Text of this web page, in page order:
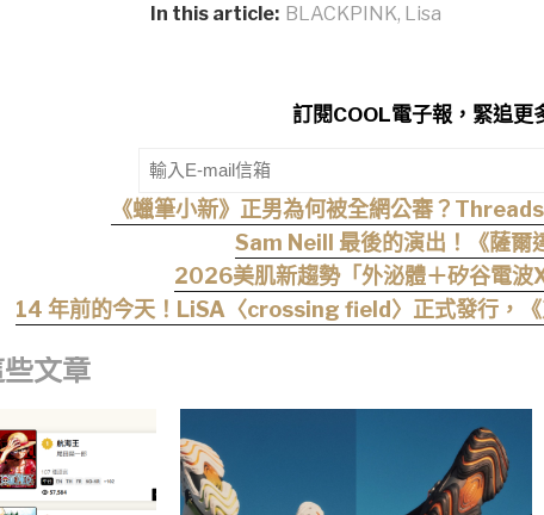
In this article: BLACKPINK, Lisa
訂閱COOL電子報，緊追更
《蠟筆小新》正男為何被全網公審？
Sam Neill 最後的演出！《薩爾
2026美肌新趨勢「外泌體＋矽谷電波
14 年前的今天！LiSA〈crossing field〉正式發行，
文章